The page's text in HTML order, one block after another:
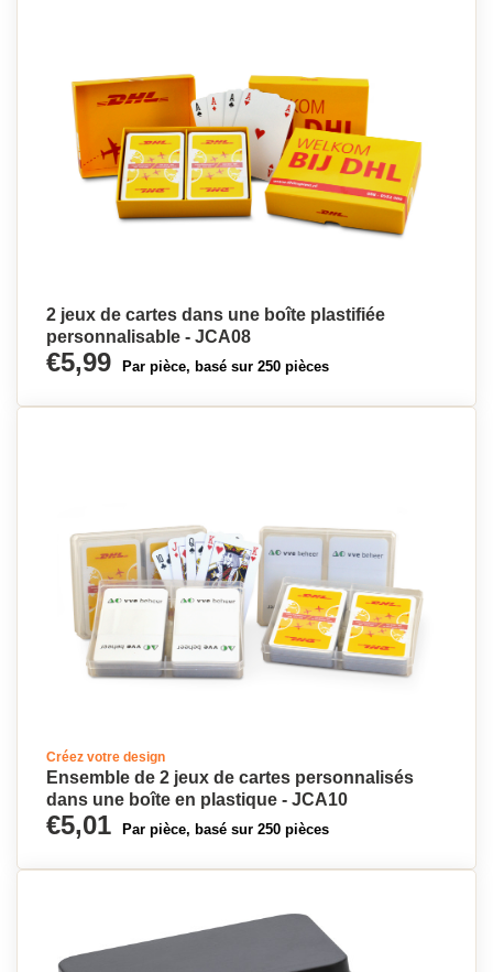
2 jeux de cartes dans une boîte plastifiée
personnalisable - JCA08
€5,99 Par pièce, basé sur 250 pièces
Créez votre design
Ensemble de 2 jeux de cartes personnalisés
dans une boîte en plastique - JCA10
€5,01 Par pièce, basé sur 250 pièces